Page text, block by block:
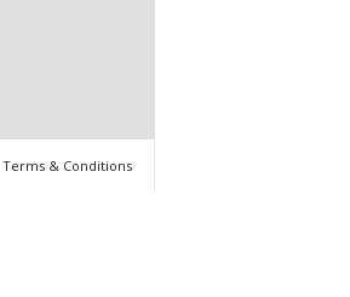
Terms & Conditions